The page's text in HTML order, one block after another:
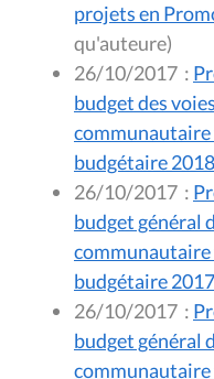
projets en
qu'auteure)
26/10/2017 :
budget des
communautaire
budgétaire 2018
26/10/2017 :
budget général
communautaire
budgétaire 2017
26/10/2017 :
budget général
communautaire